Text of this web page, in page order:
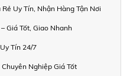
Uy Tín, Nhận Hàng Tận Nơi
Giá Tốt, Giao Nhanh
Tín 24/7
Nghiệp Giá Tốt